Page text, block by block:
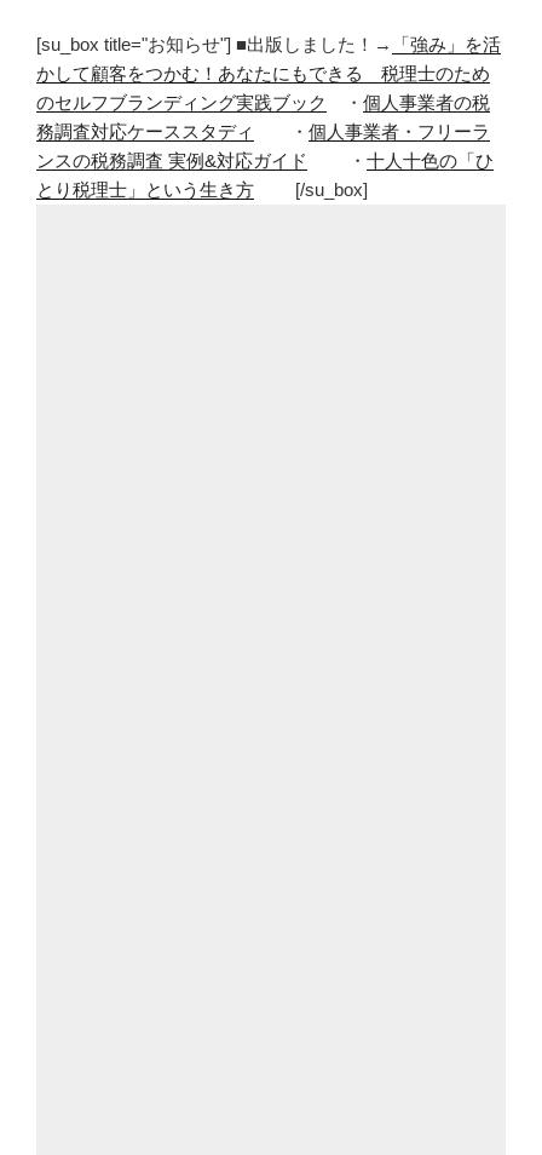
[su_box title="お知らせ"] ■出版しました！→
「強み」を活
かして顧客をつかむ！あなたにもできる 税理士のため
のセルフブランディング実践ブック
・ 個人事業者の税
務調査対応ケーススタディ
・ 個人事業者・フリーラ
ンスの税務調査 実例&対応ガイド
・ 十人十色の「ひ
とり税理士」という生き方 [/su_box]